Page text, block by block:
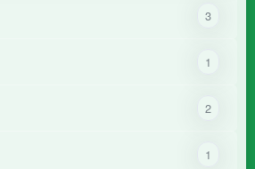
3
1
2
1